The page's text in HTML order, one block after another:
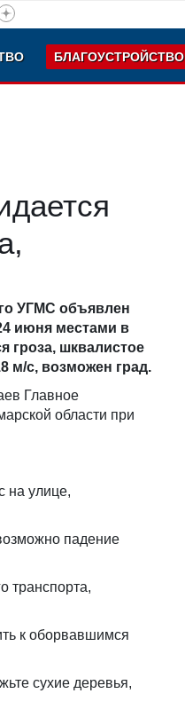
БЛАГОУСТРОЙСТВО
УГМС объявлен
июня местами в
гроза, шквалистое
м/с, возможен град.
Главное
области при
на улице,
падение
транспорта,
к оборвавшимся
сухие деревья,